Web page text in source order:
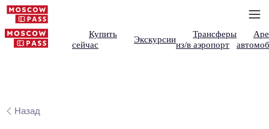
Купить
сейчас
Экскурсии
Трансферы
из/в аэропорт
Назад